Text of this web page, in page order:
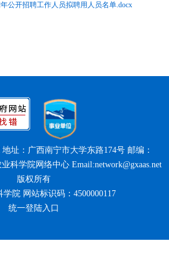
公开招聘工作人员拟聘用人员名单.docx
址：广西南宁市大学东路174号 邮编：
科学院网络中心 Email:network@gxaas.net
版权所有
院 网站标识码：4500000117
统一登陆入口